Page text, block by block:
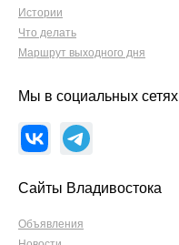
Истории
Что делать
Маршрут выходного дня
Мы в социальных сетях
Сайты Владивостока
Объявления